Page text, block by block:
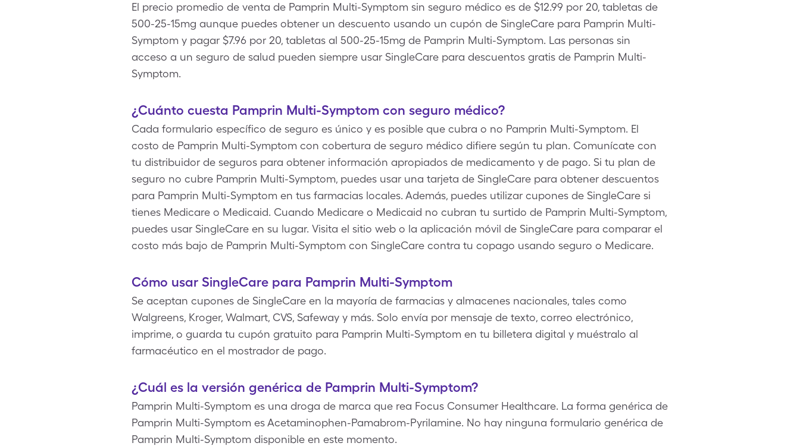
El precio promedio de venta de Pamprin Multi-Symptom sin seguro médico es de $12.99 por 20, tabletas de
500-25-15mg aunque puedes obtener un descuento usando un cupón de SingleCare para Pamprin Multi-
Symptom y pagar $7.96 por 20, tabletas al 500-25-15mg de Pamprin Multi-Symptom. Las personas sin
acceso a un seguro de salud pueden siempre usar SingleCare para descuentos gratis de Pamprin Multi-
Symptom.
¿Cuánto cuesta Pamprin Multi-Symptom con seguro médico?
Cada formulario específico de seguro es único y es posible que cubra o no Pamprin Multi-Symptom. El
costo de Pamprin Multi-Symptom con cobertura de seguro médico difiere según tu plan. Comunícate con
tu distribuidor de seguros para obtener información apropiados de medicamento y de pago. Si tu plan de
seguro no cubre Pamprin Multi-Symptom, puedes usar una tarjeta de SingleCare para obtener descuentos
para Pamprin Multi-Symptom en tus farmacias locales. Además, puedes utilizar cupones de SingleCare si
tienes Medicare o Medicaid. Cuando Medicare o Medicaid no cubran tu surtido de Pamprin Multi-Symptom,
puedes usar SingleCare en su lugar. Visita el sitio web o la aplicación móvil de SingleCare para comparar el
costo más bajo de Pamprin Multi-Symptom con SingleCare contra tu copago usando seguro o Medicare.
Cómo usar SingleCare para Pamprin Multi-Symptom
Se aceptan cupones de SingleCare en la mayoría de farmacias y almacenes nacionales, tales como
Walgreens, Kroger, Walmart, CVS, Safeway y más. Solo envía por mensaje de texto, correo electrónico,
imprime, o guarda tu cupón gratuito para Pamprin Multi-Symptom en tu billetera digital y muéstralo al
farmacéutico en el mostrador de pago.
¿Cuál es la versión genérica de Pamprin Multi-Symptom?
Pamprin Multi-Symptom es una droga de marca que rea Focus Consumer Healthcare. La forma genérica de
Pamprin Multi-Symptom es Acetaminophen-Pamabrom-Pyrilamine. No hay ninguna formulario genérica de
Pamprin Multi-Symptom disponible en este momento.